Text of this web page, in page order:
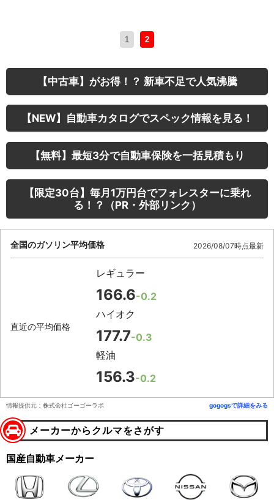
1 2
【中古車】がお得！？ 新車不足で人気沸騰
【NEW】自動車カタログでスペック情報を見る！
【無料】最短3分で自動車保険を一括見積もり
【限定30台】毎月1万円台でフォレスターに乗れ
る！？（PR・外部リンク）
全国のガソリン平均価格 2026/08/07時点最新
直近の平均価格
レギュラー
166.6-0.2
ハイオク
177.7-0.3
軽油
156.3-0.2
情報提供元：株式会社ゴーゴーラボ gogogsで詳細をみる
メーカーからクルマをさがす
国産自動車メーカー